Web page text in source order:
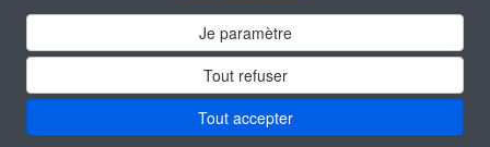
Je paramètre
Tout refuser
Tout accepter